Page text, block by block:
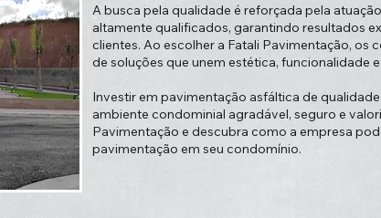
A busca pela qualidade é reforçada pela
altamente qualificados, garantindo resultados
clientes. Ao escolher a Fatali Pavimentação,
de soluções que unem estética, funcionalidade
Investir em pavimentação asfáltica de
ambiente condominial agradável, seguro e
Pavimentação e descubra como a empresa
pavimentação em seu condomínio.